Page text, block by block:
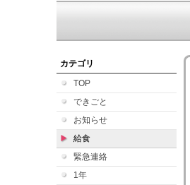
カテゴリ
TOP
できごと
お知らせ
給食
緊急連絡
1年